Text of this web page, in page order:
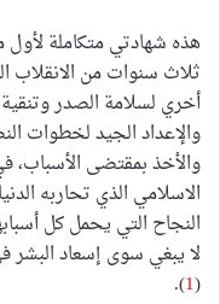
ثلاث سنوات من الانقلاب
أخري لسلامة الصدر
والإعداد الجيد لخطوات
والأخذ بمقتضى الأسباب،
الاسلامي الذي تحاربه
النجاح التي يحمل كل
لا يبغي سوى إسعاد البشر
(
1
).